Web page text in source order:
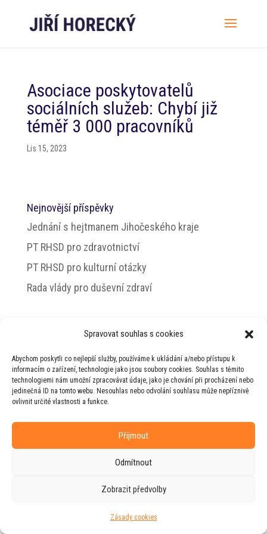
Spravovat souhlas s cookies
Abychom poskytli co nejlepší služby, používáme k ukládání a/nebo přístupu k
informacím o zařízení, technologie jako jsou soubory cookies. Souhlas s těmito
technologiemi nám umožní zpracovávat údaje, jako je chování při procházení nebo
jedinečná ID na tomto webu. Nesouhlas nebo odvolání souhlasu může nepříznivě
ovlivnit určité vlastnosti a funkce.
Příjmout
Odmítnout
Zobrazit předvolby
Zásady cookies
Asociace poskytovatelů
sociálních služeb: Chybí již
téměř 3 000 pracovníků
Lis 15, 2023
Nejnovější příspěvky
Jednání s hejtmanem Jihočeského kraje
PT RHSD pro zdravotnictví
PT RHSD pro kulturní otázky
Rada vlády pro duševní zdraví
Horeckého
Web vytvořila firmaRUDIve spolupráci s
agenturou